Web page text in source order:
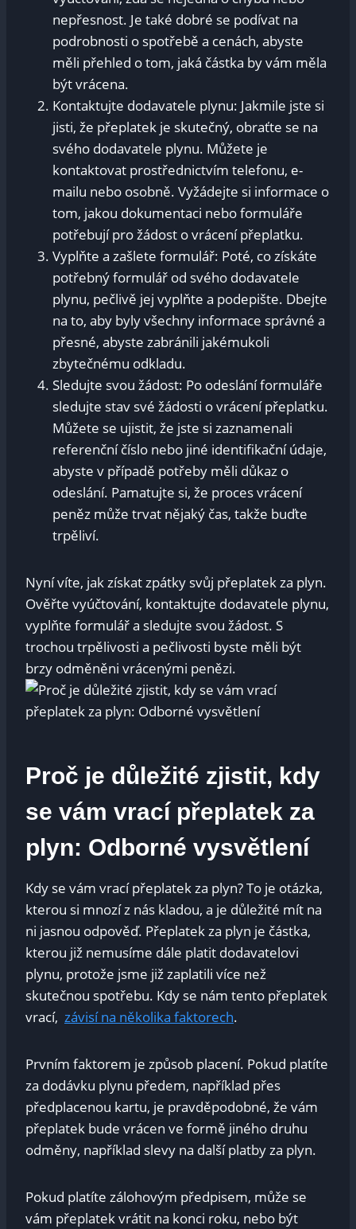
‍nepřesnost. Je také⁤ dobré se podívat na
podrobnosti o spotřebě ⁤a cenách, abyste
měli přehled o ⁢tom, jaká částka by vám měla
být vrácena.
Kontaktujte dodavatele ⁤plynu: Jakmile jste ​si
⁤jisti, že přeplatek​ je skutečný,⁣ obraťte ‌se na
⁣svého dodavatele⁣ plynu. Můžete ‍je ​
kontaktovat​ prostřednictvím telefonu, e-
mailu nebo osobně. Vyžádejte si informace​ o⁢
tom, jakou ⁢dokumentaci nebo formuláře
potřebují ‌pro žádost o vrácení přeplatku.
Vyplňte a zašlete ​formulář:⁣ Poté, co‌ získáte
potřebný formulář od‍ svého dodavatele
plynu, pečlivě jej vyplňte ‌a podepište. Dbejte‌
na to,⁤ aby byly ‍všechny‌ informace ‍správné a
přesné,⁢ abyste ⁤zabránili jakémukoli
zbytečnému odkladu.
Sledujte ‌svou ⁣žádost: ⁢Po odeslání formuláře​
sledujte stav své⁢ žádosti o ‌vrácení‍ přeplatku.
Můžete se ⁢ujistit, že jste si ‌zaznamenali
referenční číslo‌ nebo jiné⁣ identifikační údaje,
abyste v případě potřeby měli důkaz o⁤
odeslání. ‌Pamatujte si, že⁣ proces vrácení⁤
peněz může trvat nějaký ‌čas, takže buďte
trpěliví.
Nyní víte, jak ⁤získat zpátky ⁢svůj přeplatek za ​plyn.
Ověřte ⁤vyúčtování, kontaktujte dodavatele ​plynu,
vyplňte formulář a sledujte svou žádost.‌ S
trochou trpělivosti a pečlivosti byste měli být ​
brzy odměněni vrácenými penězi.
Proč je důležité zjistit, kdy
se vám ‌vrací⁢ přeplatek za
plyn: Odborné‌ vysvětlení
Kdy se​ vám vrací přeplatek ⁣za plyn? To​ je otázka,
kterou ⁢si mnozí z nás kladou, a je důležité mít⁢ na
ni jasnou odpověď. Přeplatek za plyn je částka,⁤
kterou⁣ již nemusíme ⁣dále platit‍ dodavatelovi
⁤plynu, protože jsme ⁤již zaplatili více ‍než
skutečnou spotřebu. Kdy se‌ nám‍ tento ​přeplatek
vrací, ‍ závisí na‍ několika ⁣faktorech.
Prvním faktorem je způsob ​placení.​ Pokud platíte
za dodávku‌ plynu‌ předem, například‌ přes
předplacenou kartu, ​je ⁢pravděpodobné, ⁤že ‌vám
přeplatek bude vrácen ve formě ⁢jiného druhu
⁢odměny, například slevy na⁤ další platby za⁤ plyn.
Pokud⁤ platíte zálohovým ⁤předpisem,‍ může se
⁢vám přeplatek ‍vrátit na konci roku, nebo být